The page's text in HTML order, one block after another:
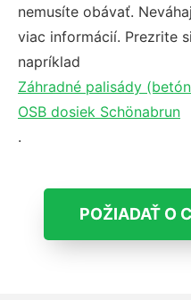
nemusíte obávať.
viac informácií. Prezrite
napríklad
Záhradné palisády
OSB dosiek Schönabrun
.
POŽIADAŤ O